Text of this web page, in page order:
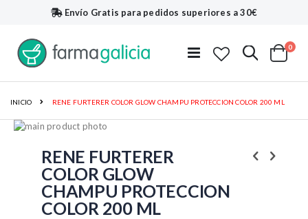
Envío Gratis para pedidos superiores a 30€
Buscar
Cart
0
INICIO RENE FURTERER COLOR GLOW CHAMPU PROTECCION COLOR 200 ML
Saltar
imágenes
comienzoRENE FURTERER
COLOR GLOW
CHAMPU PROTECCION
COLOR 200 ML